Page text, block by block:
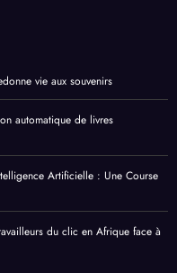
vie aux souvenirs
automatique de livres
Artificielle : Une Course
du clic en Afrique face à